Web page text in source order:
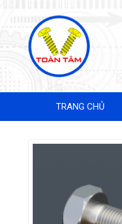
TRANG CHỦ